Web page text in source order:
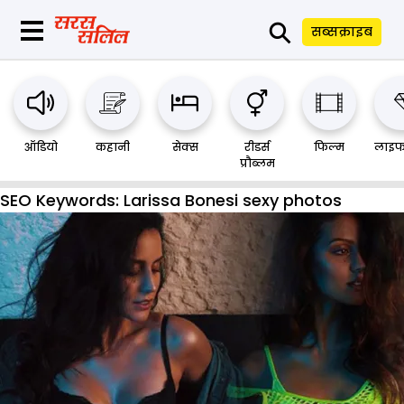
⚲ सब्सक्राइब
ऑडियो कहानी सेक्स
रीडर्स
प्रौब्लम
फिल्म
SEO Keywords: Larissa Bonesi sexy photos